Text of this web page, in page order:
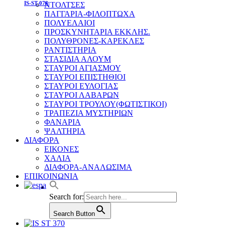
ΝΤΟΛΤΣΕΣ
ΠΑΓΓΑΡΙΑ-ΦΙΛΟΠΤΩΧΑ
ΠΟΛΥΕΛΑΙΟΙ
ΠΡΟΣΚΥΝΗΤΑΡΙΑ ΕΚΚΛΗΣ.
ΠΟΛΥΘΡΟΝΕΣ-ΚΑΡΕΚΛΕΣ
ΡΑΝΤΙΣΤΗΡΙΑ
ΣΤΑΣΙΔΙΑ ΑΛΟΥΜ
ΣΤΑΥΡΟΙ ΑΓΙΑΣΜΟΥ
ΣΤΑΥΡΟΙ ΕΠΙΣΤΗΘΙΟΙ
ΣΤΑΥΡΟΙ ΕΥΛΟΓΙΑΣ
ΣΤΑΥΡΟΙ ΛΑΒΑΡΩΝ
ΣΤΑΥΡΟΙ ΤΡΟΥΛΟΥ(ΦΩΤΙΣΤΙΚΟΙ)
ΤΡΑΠΕΖΙΑ ΜΥΣΤΗΡΙΩΝ
ΦΑΝΑΡΙΑ
ΨΑΛΤΗΡΙΑ
ΔΙΑΦΟΡΑ
ΕΙΚΟΝΕΣ
ΧΑΛΙΑ
ΔΙΑΦΟΡΑ-ΑΝΑΛΩΣΙΜΑ
ΕΠΙΚΟΙΝΩΝΙΑ
Search for:
Search Button
IS-ST-078